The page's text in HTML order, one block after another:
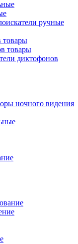
ручные
товары
товары
диктофонов
ночного видения